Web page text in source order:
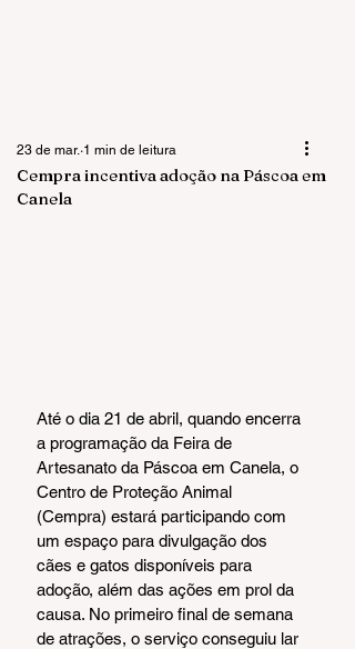
Cempra incentiva adoção na Páscoa em
Canela
23 de mar. 1 min de leitura
Até o dia 21 de abril, quando encerra
a programação da Feira de
Artesanato da Páscoa em Canela, o
Centro de Proteção Animal
(Cempra) estará participando com
um espaço para divulgação dos
cães e gatos disponíveis para
adoção, além das ações em prol da
causa. No primeiro final de semana
de atrações, o serviço conseguiu lar